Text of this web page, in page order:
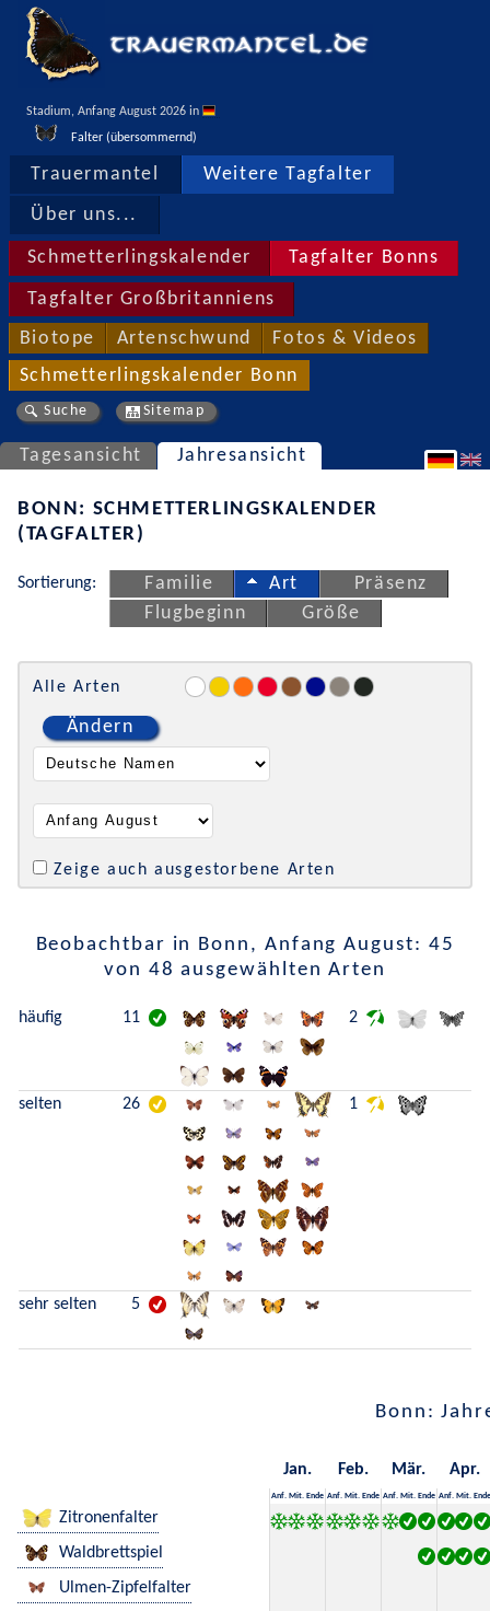
Stadium, Anfang August 2026 in
Falter (übersommernd)
Trauermantel Weitere Tagfalter
Über uns...
Schmetterlingskalender Tagfalter Bonns
Tagfalter Großbritanniens
Biotope Artenschwund Fotos & Videos
Schmetterlingskalender Bonn
Suche Sitemap
Tagesansicht Jahresansicht
BONN: SCHMETTERLINGSKALENDER
(TAGFALTER)
Sortierung: Familie Art
Präsenz
Flugbeginn
Größe
Alle Arten
Ändern
Zeige auch ausgestorbene Arten
Beobachtbar in Bonn, Anfang August: 45
von 48 ausgewählten Arten
häufig 11 2
selten 26 1
sehr selten 5
Bonn:
Jan. Feb. Mär. Apr.
Anf. Mit. Ende Anf. Mit. Ende Anf. Mit. Ende Anf. Mit. Ende
Zitronenfalter
Waldbrettspiel
Ulmen-Zipfelfalter